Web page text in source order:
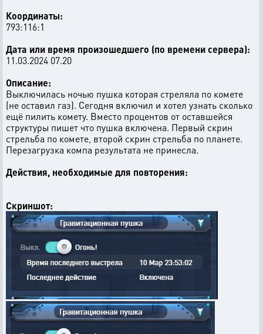
Координаты:
793:116:1
Дата или время произошедшего (по времени сервера):
11.03.2024 07.20
Описание:
Выключилась ночью пушка которая стреляла по комете
(не оставил газ). Сегодня включил и хотел узнать сколько
ещё пилить комету. Вместо процентов от оставшейся
структуры пишет что пушка включена. Первый скрин
стрельба по комете, второй скрин стрельба по планете.
Перезагрузка компа результата не принесла.
Действия, необходимые для повторения:
Скриншот: